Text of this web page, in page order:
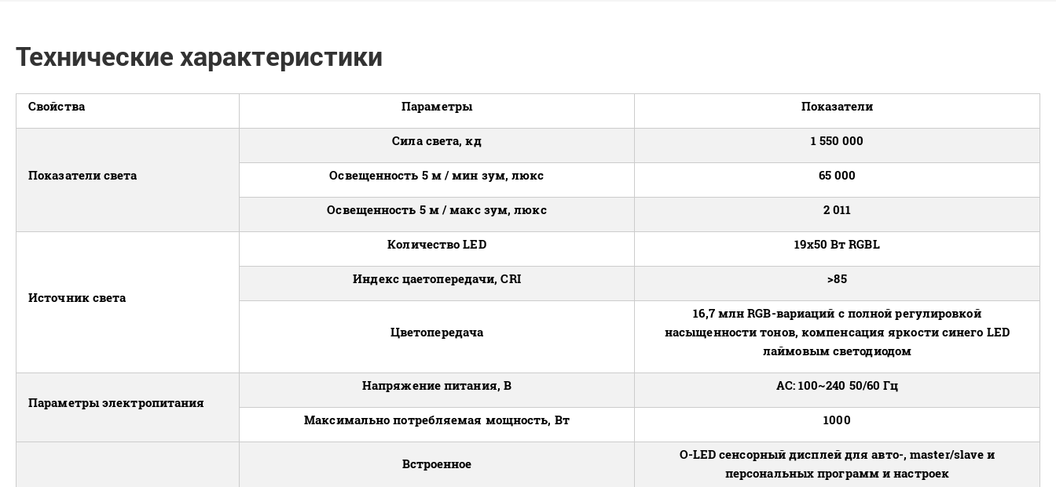
Технические характеристики
Свойства Параметры Показатели
Показатели света
Сила света, кд 1 550 000
Освещенность 5 м / мин зум, люкс 65 000
Освещенность 5 м / макс зум, люкс 2 011
Источник света
Количество LED 19х50 Вт RGBL
Индекс цаетопередачи, CRI >85
Цветопередача
16,7 млн RGB-вариаций с полной регулировкой
насыщенности тонов, компенсация яркости синего LED
лаймовым светодиодом
Параметры электропитания
Напряжение питания, В АС: 100~240 50/60 Гц
Максимально потребляемая мощность, Вт 1000
Встроенное
O-LED сенсорный дисплей для авто-, master/slave и
персональных программ и настроек